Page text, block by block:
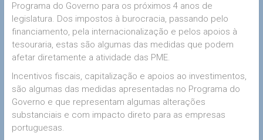
Programa do Governo para os próximos 4 anos de
legislatura. Dos impostos à burocracia, passando pelo
financiamento, pela internacionalização e pelos apoios à
tesouraria, estas são algumas das medidas que podem
afetar diretamente a atividade das PME.
Incentivos fiscais, capitalização e apoios ao investimentos,
são algumas das medidas apresentadas no Programa do
Governo e que representam algumas alterações
substanciais e com impacto direto para as empresas
portuguesas.